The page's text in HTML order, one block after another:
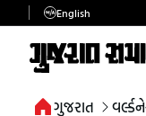
English
ગુજરાત વર્લ્ડ